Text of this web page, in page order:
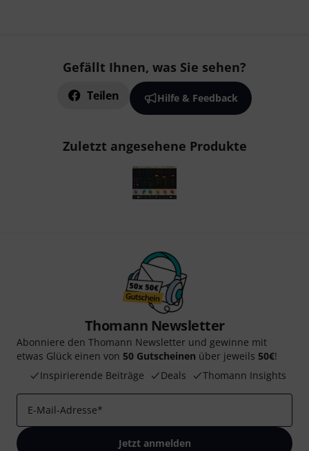
Gefällt Ihnen, was Sie sehen?
Teilen Hilfe & Feedback
Zuletzt angesehene Produkte
Thomann Newsletter
Abonniere den Thomann Newsletter und gewinne mit
etwas Glück einen von 50 Gutscheinen über jeweils 50€!
Inspirierende Beiträge
Deals Thomann Insights
E-Mail-Adresse*
Jetzt anmelden